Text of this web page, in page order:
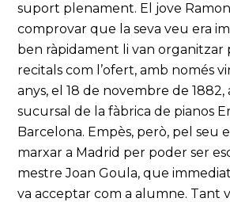
suport plenament. El jove
comprovar que la seva veu era
ben ràpidament li van organitzar
recitals com l’ofert, amb només
anys, el 18 de novembre de 1882,
sucursal de la fàbrica de pianos
Barcelona. Empès, però, pel seu
marxar a Madrid per poder ser
mestre Joan Goula, que
va acceptar com a alumne. Tant